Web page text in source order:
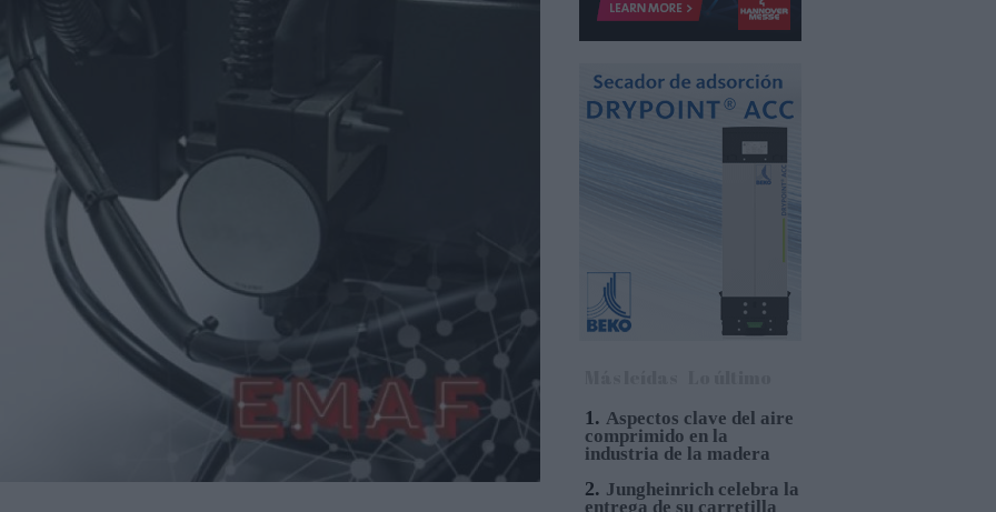
de negocio en la 10ª edición de AdditƐD
de la depuradora de Cajamarca en Perú
de una veintena de países de los cinco continentes
para reducir averías y costes
de 6 ejes Motoman GP215L
Nils Blanchard para acelerar el crecimiento sostenible en
multiplicar inventario, urgencias ni costes ocultos
de hidrógeno a alta presión a los países nórdicos
a la industria en su transformación digital
del nuevo Hospital de Mandurah (Australia)
1. Aspectos clave del aire
comprimido en la
industria de la madera
2. Jungheinrich celebra la
entrega de su carretilla